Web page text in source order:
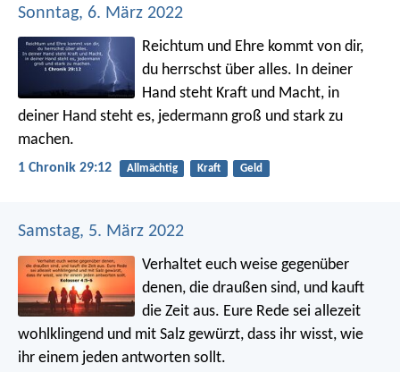
Sonntag, 6. März 2022
Reichtum und Ehre kommt von dir,
du herrschst über alles. In deiner
Hand steht Kraft und Macht, in
deiner Hand steht es, jedermann groß und stark zu
machen.
1 Chronik 29:12 Allmächtig Kraft Geld
Samstag, 5. März 2022
Verhaltet euch weise gegenüber
denen, die draußen sind, und kauft
die Zeit aus. Eure Rede sei allezeit
wohlklingend und mit Salz gewürzt, dass ihr wisst, wie
ihr einem jeden antworten sollt.